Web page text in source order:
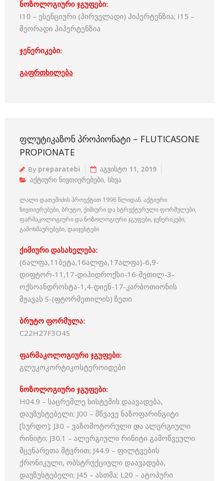
ნოზოლოგიური ჯგუფები:
I10 – ესენციური (პირველადი) ჰიპერტენზია; I15 –
მეორადი ჰიპერტენზია
ჯენერიკები:
გაფრთხილება
ᲤᲚᲣᲢᲘᲙᲐᲖᲝᲜ ᲞᲠᲝᲞᲘᲝᲜᲐᲢᲘ – FLUTICASONE
PROPIONATE
By preparatebi
აგვისტო 11, 2019
აქტიური ნივთიერებები, სხვა
ლალი დათეშიძის პროექტით 1996 წლიდან. აქტიური
ნივთიერებები, ბრუტო, ქიმიური და სტრუქტურული ფორმულები,
ფარმაკოლოგიური და ნოზოლოგიური ჯგუფები, ჯენერიკები,
გამოხმაურებები, დაიჯესტები
ქიმიური დასახელება:
(6ალფა,11ბეტა,16ალფა,17ალფა)-6,9-
დიფტორ-11,17-დიჰიდროქსი-16-მეთილ-3-
ოქსოანდროსტა-1,4-დიენ-17-კარბოთიონის
მჟავას S-(ფტორმეთილის) ზეთი
ბრუტო ფორმულა:
C22H27F3O4S
ფარმაკოლოგიური ჯგუფები:
გლუკოკორტიკოსტეროიდები
ნოზოლოგიური ჯგუფები:
H04.9 – საცრემლე სისტემის დაავადება,
დაუზუსტებელი; J00 – მწვავე ნაზოფარინგიტი
[სურდო]; J30 – ვაზომოტორული და ალერგიული
რინიტი; J30.1 – ალერგიული რინიტი გამოწვეული
მცენარეთა მტვრით; J44.9 – ფილტვების
ქრონიკული, ობსტრუქციული დაავადება,
დაუზუსტებელი; J45 – ასთმა; L20 – ატოპური